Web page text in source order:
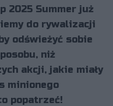
2025 Summer już
do rywalizacji
odświeżyć sobie
niż
akcji, jakie miały
minionego
popatrzeć!